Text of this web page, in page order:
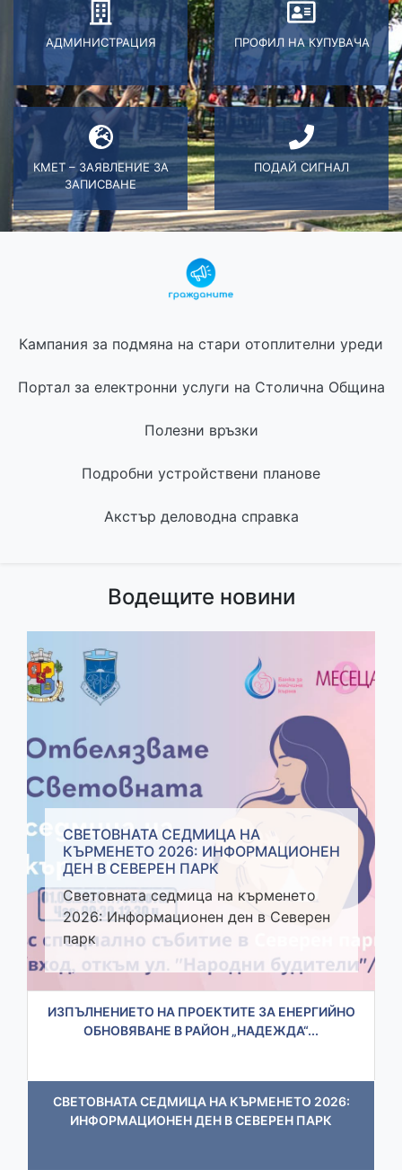
АДМИНИСТРАЦИЯ ПРОФИЛ НА КУПУВАЧА
КМЕТ – ЗАЯВЛЕНИЕ ЗА
ЗАПИСВАНЕ
ПОДАЙ СИГНАЛ
Кампания за подмяна на стари отоплителни уреди
Портал за електронни услуги на Столична Община
Полезни връзки
Подробни устройствени планове
Акстър деловодна справка
Водещите новини
СВЕТОВНАТА СЕДМИЦА НА
КЪРМЕНЕТО 2026: ИНФОРМАЦИОНЕН
ДЕН В СЕВЕРЕН ПАРК
Световната седмица на кърменето
2026: Информационен ден в Северен
парк
ИЗПЪЛНЕНИЕТО НА ПРОЕКТИТЕ ЗА ЕНЕРГИЙНО
ОБНОВЯВАНЕ В РАЙОН „НАДЕЖДА“...
СВЕТОВНАТА СЕДМИЦА НА КЪРМЕНЕТО 2026:
ИНФОРМАЦИОНЕН ДЕН В СЕВЕРЕН ПАРК